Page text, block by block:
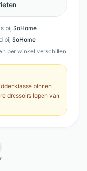
bij SoHome
bij SoHome
per winkel verschillen
binnen
dressoirs lopen van